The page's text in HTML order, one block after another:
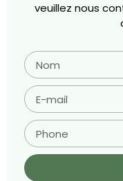
veuillez nous